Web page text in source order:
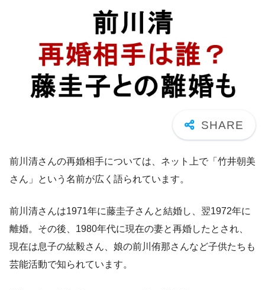
前川清さんの再婚相手については、ネット上で「竹井朝美
さん」という名前が広く語られています。
前川清さんは1971年に藤圭子さんと結婚し、翌1972年に
離婚。その後、1980年代に現在の妻と再婚したとされ、
現在は息子の紘毅さん、娘の前川侑那さんなど子供たちも
芸能活動で知られています。